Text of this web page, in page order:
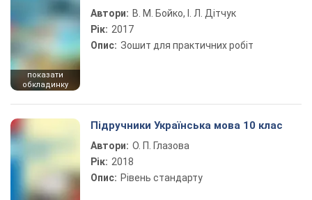
показати
обкладинку
Автори: В. М. Бойко, І. Л. Дітчук
Рік: 2017
Опис: Зошит для практичних робіт
Підручники Українська мова 10 клас
Автори: О. П. Глазова
Рік: 2018
Опис: Рівень стандарту